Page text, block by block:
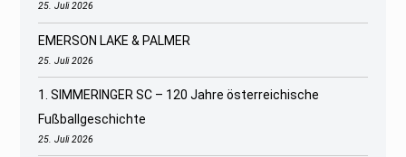
25. Juli 2026
EMERSON LAKE & PALMER
25. Juli 2026
1. SIMMERINGER SC – 120 Jahre österreichische
Fußballgeschichte
25. Juli 2026